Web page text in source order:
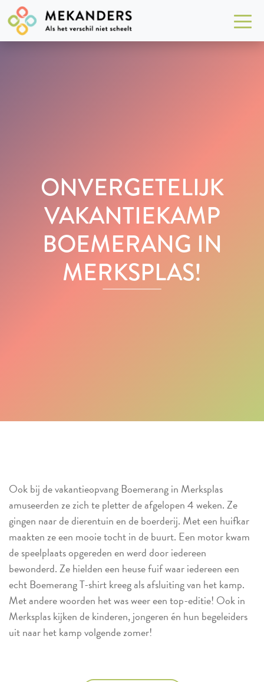
ONVERGETELIJK
VAKANTIEKAMP
BOEMERANG IN
MERKSPLAS!
Ook bij de vakantieopvang Boemerang in Merksplas
amuseerden ze zich te pletter de afgelopen 4 weken. Ze
gingen naar de dierentuin en de boerderij. Met een huifkar
maakten ze een mooie tocht in de buurt. Een motor kwam
de speelplaats opgereden en werd door iedereen
bewonderd. Ze hielden een heuse fuif waar iedereen een
echt Boemerang T-shirt kreeg als afsluiting van het kamp.
Met andere woorden het was weer een top-editie! Ook in
Merksplas kijken de kinderen, jongeren én hun begeleiders
uit naar het kamp volgende zomer!